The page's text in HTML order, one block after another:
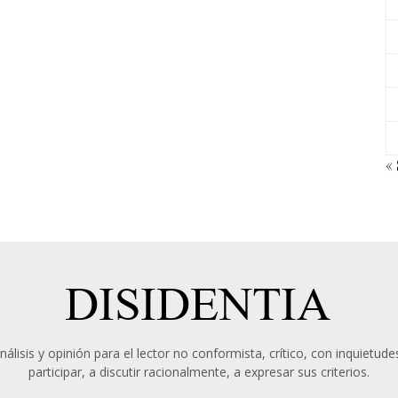
«
y opinión para el lector no conformista, crítico, con
participar, a discutir racionalmente, a expresar sus criterios.